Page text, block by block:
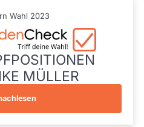
3
Wahl 2023
MÜLLER